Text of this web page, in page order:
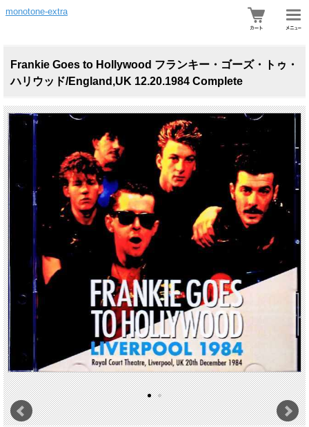
monotone-extra
Frankie Goes to Hollywood フランキー・ゴーズ・トゥ・
ハリウッド/England,UK 12.20.1984 Complete